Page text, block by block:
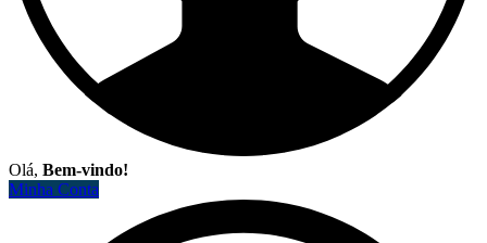
Olá, Bem-vindo!
Minha Conta